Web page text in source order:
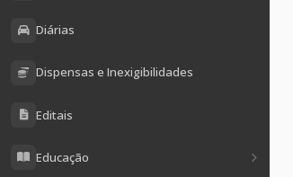
Diárias
Dispensas e Inexigibilidades
Editais
Educação